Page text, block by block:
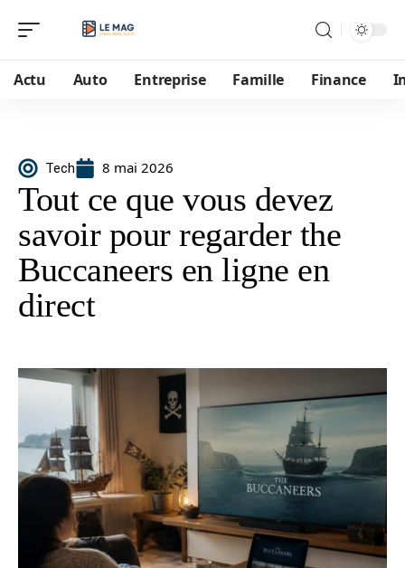
Actu Auto Entreprise Famille Finance
Tech 8 mai 2026
Tout ce que vous devez
savoir pour regarder the
Buccaneers en ligne en
direct